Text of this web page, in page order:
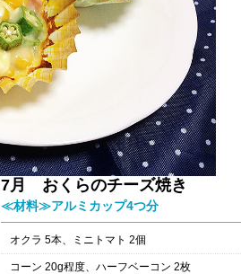
7月 おくらのチーズ焼き
≪材料≫アルミカップ4つ分
オクラ 5本、ミニトマト 2個
コーン 20g程度、ハーフベーコン 2枚